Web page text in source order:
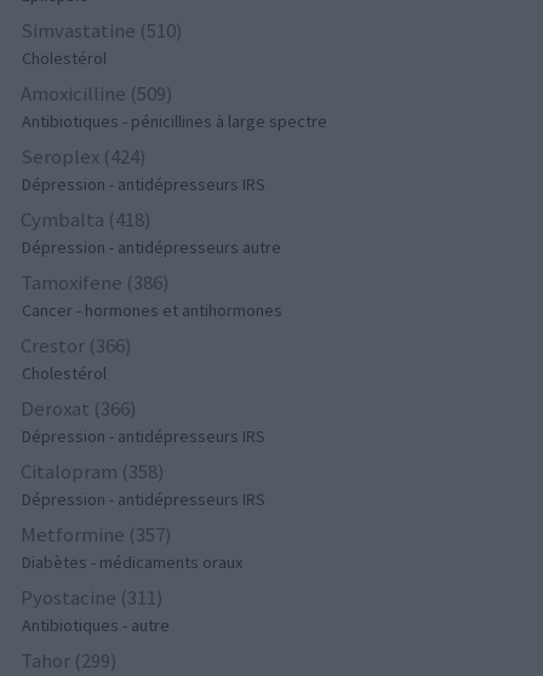
Simvastatine (510)
Cholestérol
Amoxicilline (509)
Antibiotiques - pénicillines à large spectre
Seroplex (424)
Dépression - antidépresseurs IRS
Cymbalta (418)
Dépression - antidépresseurs autre
Tamoxifene (386)
Cancer - hormones et antihormones
Crestor (366)
Cholestérol
Deroxat (366)
Dépression - antidépresseurs IRS
Citalopram (358)
Dépression - antidépresseurs IRS
Metformine (357)
Diabètes - médicaments oraux
Pyostacine (311)
Antibiotiques - autre
Tahor (299)